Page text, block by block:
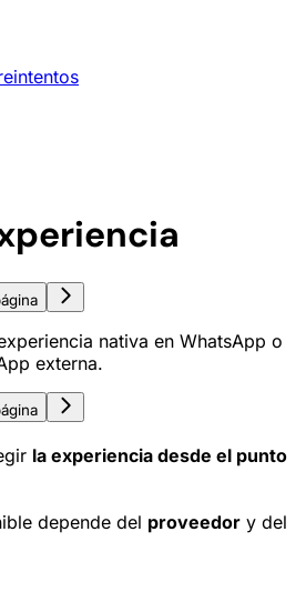
nativa en WhatsApp o
externa.
la experiencia desde el punto
depende del proveedor y del